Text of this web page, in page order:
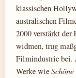
klassischen
australischen
2000 verstärkt der
widmen, trug
Filmindustrie bei.
Werke wie